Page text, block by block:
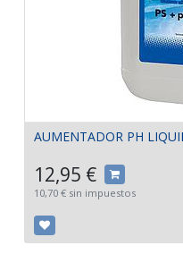
AUMENTADOR PH
12,95 €
10,70 € sin impuestos